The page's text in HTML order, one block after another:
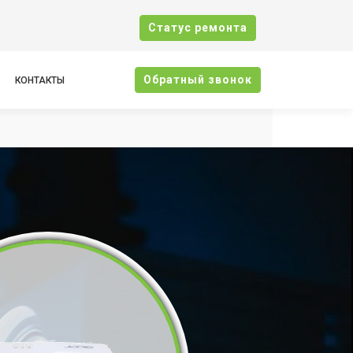
Cтатус ремонта
КОНТАКТЫ Oбратный звонок